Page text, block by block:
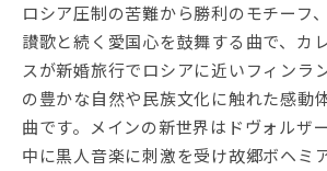
ロシア圧制の苦難から勝利のモチーフ
讃歌と続く愛国心を鼓舞する曲で、カ
スが新婚旅行でロシアに近いフィンラ
の豊かな自然や民族文化に触れた感動
曲です。メインの新世界はドヴォルザ
中に黒人音楽に刺激を受け故郷ボヘミ